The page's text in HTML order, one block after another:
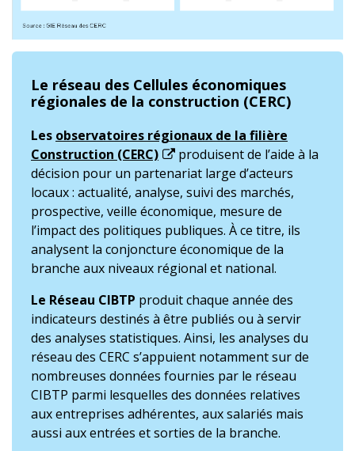
Le réseau des Cellules économiques
régionales de la construction (CERC)
Les observatoires régionaux de la filière
Construction (CERC)
produisent de l’aide à la
décision pour un partenariat large d’acteurs
locaux : actualité, analyse, suivi des marchés,
prospective, veille économique, mesure de
l’impact des politiques publiques. À ce titre, ils
analysent la conjoncture économique de la
branche aux niveaux régional et national.
Le Réseau CIBTP produit chaque année des
indicateurs destinés à être publiés ou à servir
des analyses statistiques. Ainsi, les analyses du
réseau des CERC s’appuient notamment sur de
nombreuses données fournies par le réseau
CIBTP parmi lesquelles des données relatives
aux entreprises adhérentes, aux salariés mais
aussi aux entrées et sorties de la branche.